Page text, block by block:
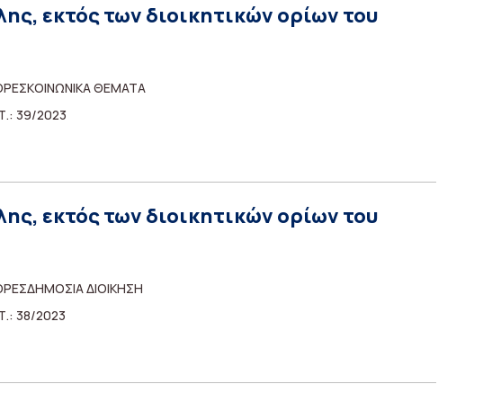
εκτός των διοικητικών ορίων του
ΘΕΜΑΤΑ
39/2023
εκτός των διοικητικών ορίων του
ΔΙΟΙΚΗΣΗ
38/2023